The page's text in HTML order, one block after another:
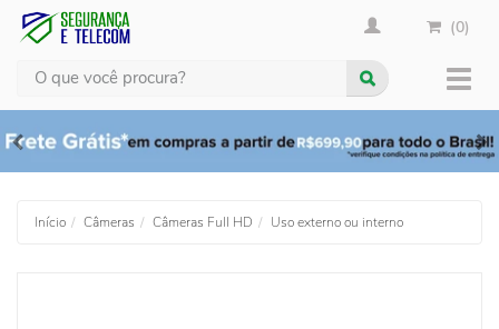
(0)
Busca
Início Câmeras Câmeras Full HD Uso externo ou interno